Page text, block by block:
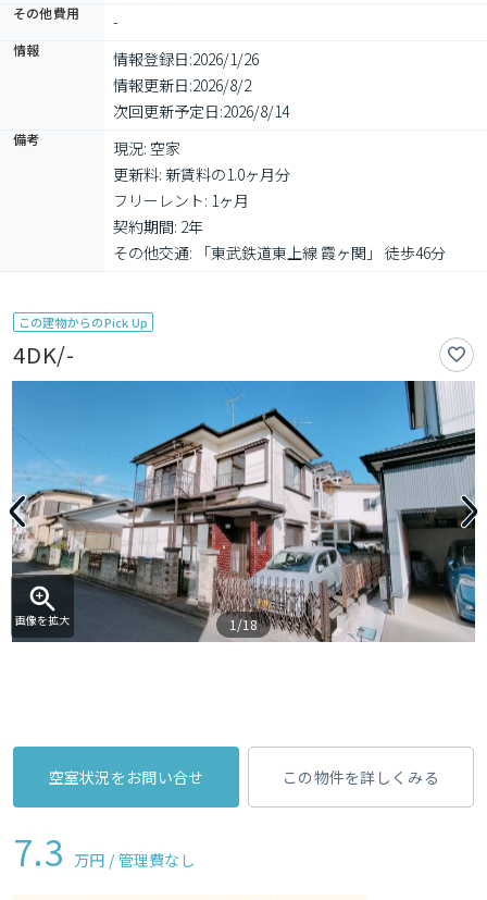
その他費用 -
情報 情報登録日:2026/1/26
情報更新日:2026/8/2
次回更新予定日:2026/8/14
備考
現況: 空家
更新料: 新賃料の1.0ヶ月分
フリーレント: 1ヶ月
契約期間: 2年
その他交通: 「東武鉄道東上線 霞ヶ関」 徒歩46分
この建物からのPick Up
4DK/-
画像を拡大 1/18
空室状況をお問い合せ この物件を詳しくみる
7.3 万円 / 管理費なし